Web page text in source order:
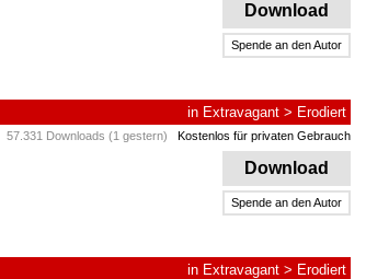
Download
Spende an den Autor
in Extravagant > Erodiert
57.331 Downloads (1 gestern) Kostenlos für privaten Gebrauch
Download
Spende an den Autor
in Extravagant > Erodiert